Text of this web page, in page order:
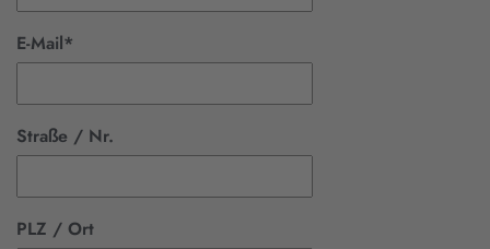
E-Mail*
Straße / Nr.
PLZ / Ort